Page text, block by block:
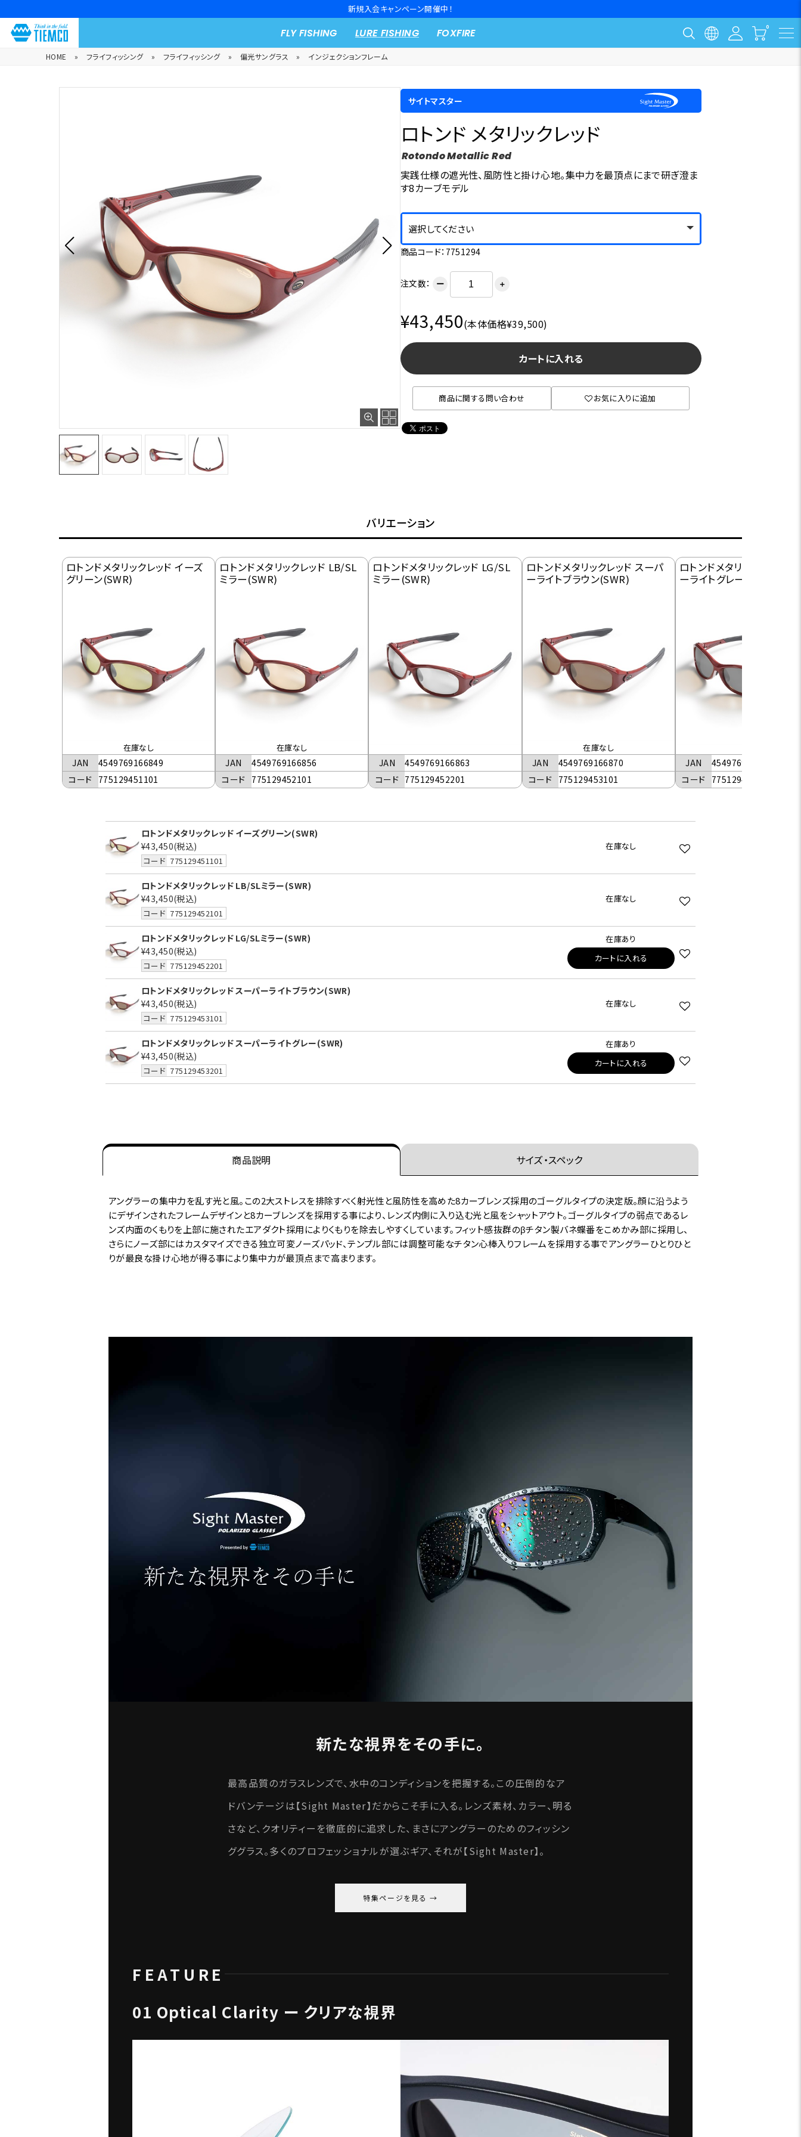
新規入会キャンペーン開催中！
FLY FISHING LURE FISHING FOXFIRE
HOME » フライフィッシング » フライフィッシング » 偏光サングラス » インジェクションフレーム
サイトマスター
ロトンド メタリックレッド
Rotondo Metallic Red
実践仕様の遮光性、風防性と掛け心地。集中力を最頂点にまで研ぎ澄ま
す8カーブモデル
選択してください
商品コード：7751294
注文数： ー ＋
¥43,450(本体価格¥39,500)
カートに入れる
商品に関する問い合わせ お気に入りに追加
バリエーション
ロトンドメタリックレッド イーズ
グリーン(SWR)
在庫なし
JAN
4549769166849
コード 775129451101
ロトンドメタリックレッド LB/SL
ミラー(SWR)
在庫なし
JAN
4549769166856
コード 775129452101
ロトンドメタリックレッド LG/SL
ミラー(SWR)
JAN
4549769166863
コード 775129452201
ロトンドメタリックレッド スーパ
ーライトブラウン(SWR)
在庫なし
JAN
4549769166870
コード 775129453101
ロトンドメタリックレッド
ーライトグレー(SWR)
JAN
4549769166887
コード 775129453201
ロトンドメタリックレッド イーズグリーン(SWR)
¥43,450(税込)
コード 775129451101
在庫なし
ロトンドメタリックレッド LB/SLミラー(SWR)
¥43,450(税込)
コード 775129452101
在庫なし
ロトンドメタリックレッド LG/SLミラー(SWR)
¥43,450(税込)
コード 775129452201
在庫あり
カートに入れる
ロトンドメタリックレッド スーパーライトブラウン(SWR)
¥43,450(税込)
コード 775129453101
在庫なし
ロトンドメタリックレッド スーパーライトグレー(SWR)
¥43,450(税込)
コード 775129453201
在庫あり
カートに入れる
商品説明 サイズ・スペック
アングラーの集中力を乱す光と風。この2大ストレスを排除すべく射光性と風防性を高めた8カーブレンズ採用のゴーグルタイプの決定版。顔に沿うよう
にデザインされたフレームデザインと8カーブレンズを採用する事により、レンズ内側に入り込む光と風をシャットアウト。ゴーグルタイプの弱点であるレ
ンズ内面のくもりを上部に施されたエアダクト採用によりくもりを除去しやすくしています。フィット感抜群のβチタン製バネ蝶番をこめかみ部に採用し、
さらにノーズ部にはカスタマイズできる独立可変ノーズパッド、テンプル部には調整可能なチタン心棒入りフレームを採用する事でアングラーひとりひと
りが最良な掛け心地が得る事により集中力が最頂点まで高まります。
新たな視界をその手に。
最高品質のガラスレンズで、水中のコンディションを把握する。この圧倒的なア
ドバンテージは【Sight Master】だからこそ手に入る。レンズ素材、カラー、明る
さなど、クオリティーを徹底的に追求した、まさにアングラーのためのフィッシン
ググラス。多くのプロフェッショナルが選ぶギア、それが【Sight Master】。
特集ページを見る
FEATURE
01 Optical Clarity ー クリアな視界